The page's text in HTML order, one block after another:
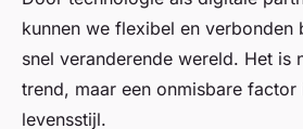
kunnen we flexibel en verbonden
snel veranderende wereld. Het is
trend, maar een onmisbare
levensstijl.